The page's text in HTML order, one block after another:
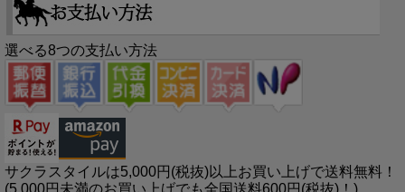
選べる8つの支払い方法
サクラスタイルは5,000円(税抜)以上お買い上げで送料無料！